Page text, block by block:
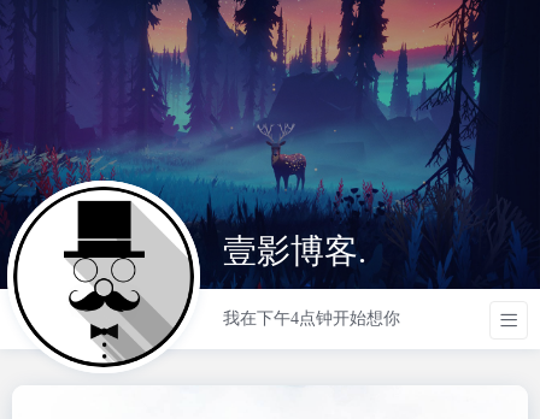
壹影博客.
我在下午4点钟开始想你